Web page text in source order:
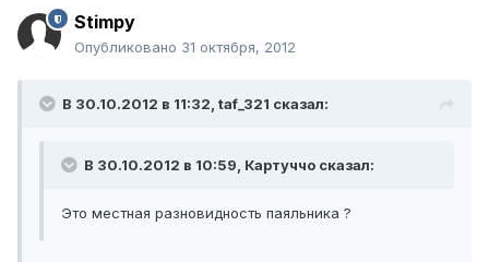
Stimpy
Опубликовано 31 октября, 2012
В 30.10.2012 в 11:32, taf_321 сказал:
В 30.10.2012 в 10:59, Картуччо сказал:
Это местная разновидность паяльника ?